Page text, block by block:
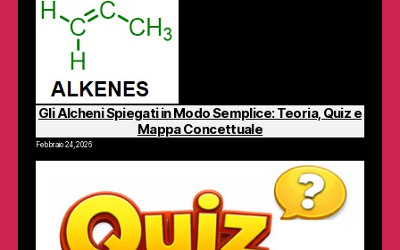
Gli Alcheni Spiegati in Modo Semplice: Teoria, Quiz e
Mappa Concettuale
Febbraio 24, 2026